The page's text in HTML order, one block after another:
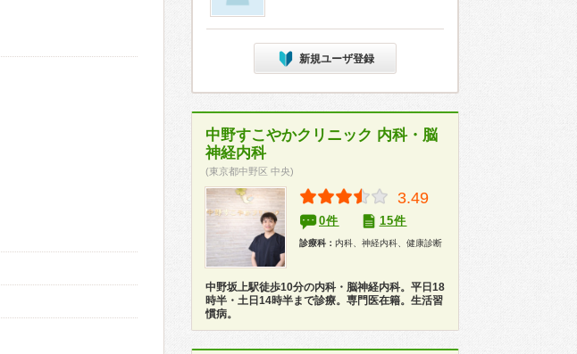
新規ユーザ登録
中野すこやかクリニック 内科・脳
神経内科
(東京都中野区 中央)
3.49
0件 15件
診療科： 内科、神経内科、健康診断
中野坂上駅徒歩10分の内科・脳神経内科。平日18
時半・土日14時半まで診療。専門医在籍。生活習
慣病。